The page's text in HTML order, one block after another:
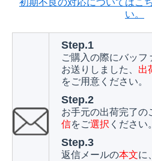
初期不良の対応についてはこ
い。
Step.1
ご購入の際にバッフ
お送りしました、 出
をご用意ください。
Step.2
お手元の出荷完了の
信をご選択 ください。
Step.3
返信メールの本文に